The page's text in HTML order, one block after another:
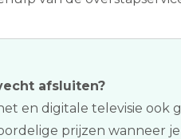
afsluiten?
en digitale televisie ook
prijzen wanneer